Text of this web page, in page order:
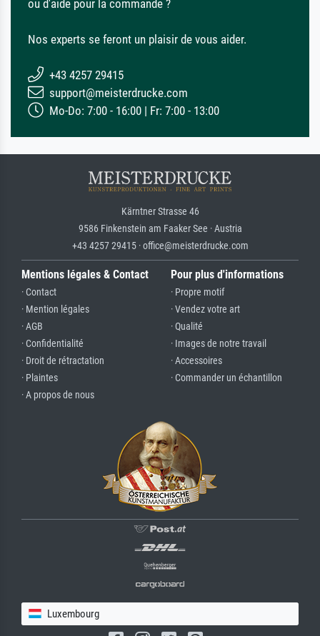
ou d'aide pour la commande ?
Nos experts se feront un plaisir de vous aider.
+43 4257 29415
support@meisterdrucke.com
Mo-Do: 7:00 - 16:00 | Fr: 7:00 - 13:00
Kärntner Strasse 46
9586 Finkenstein am Faaker See · Austria
+43 4257 29415 · office@meisterdrucke.com
Mentions légales & Contact
· Contact
· Mention légales
· AGB
· Confidentialité
· Droit de rétractation
· Plaintes
· A propos de nous
Pour plus d'informations
· Propre motif
· Vendez votre art
· Qualité
· Images de notre travail
· Accessoires
· Commander un échantillon
Luxembourg